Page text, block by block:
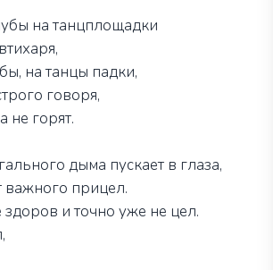
на танцплощадки
на танцы падки,
говоря,
не горят.
дыма пускает в глаза,
важного прицел.
и точно уже не цел.